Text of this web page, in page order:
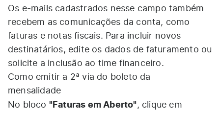
Os e-mails cadastrados nesse campo também
recebem as comunicações da conta, como
faturas e notas fiscais. Para incluir novos
destinatários, edite os dados de faturamento ou
solicite a inclusão ao time financeiro.
Como emitir a 2ª via do boleto da
mensalidade
No bloco "Faturas em Aberto", clique em